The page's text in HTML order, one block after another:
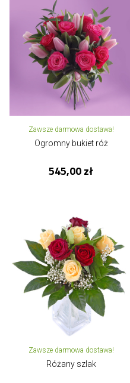
Zawsze darmowa dostawa!
Ogromny bukiet róż
545,00 zł
Zawsze darmowa dostawa!
Różany szlak